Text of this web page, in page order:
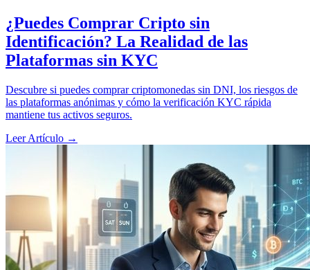
¿Puedes Comprar Cripto sin
Identificación? La Realidad de las
Plataformas sin KYC
Descubre si puedes comprar criptomonedas sin DNI, los riesgos de
las plataformas anónimas y cómo la verificación KYC rápida
mantiene tus activos seguros.
Leer Artículo →